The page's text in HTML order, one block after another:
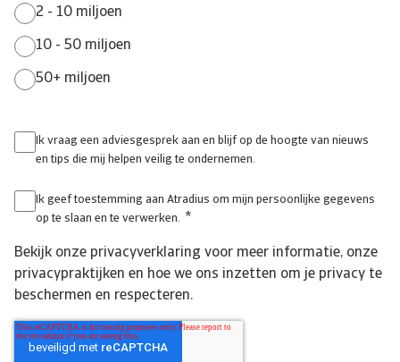
2 - 10 miljoen
10 - 50 miljoen
50+ miljoen
Ik vraag een adviesgesprek aan en blijf op de hoogte van nieuws
en tips die mij helpen veilig te ondernemen.
Ik geef toestemming aan Atradius om mijn persoonlijke gegevens
op te slaan en te verwerken. *
Bekijk onze privacyverklaring voor meer informatie, onze
privacypraktijken en hoe we ons inzetten om je privacy te
beschermen en respecteren.